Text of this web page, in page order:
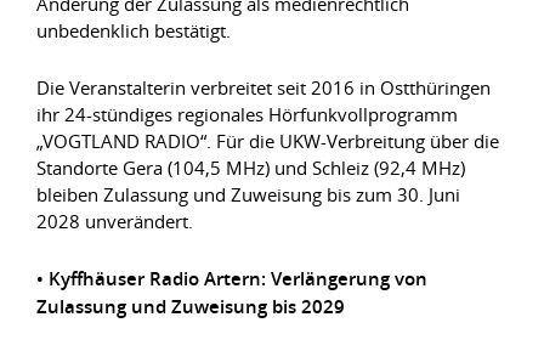
unbedenklich bestätigt.
Die Veranstalterin verbreitet seit 2016 in Ostthüringen
ihr 24-stündiges regionales Hörfunkvollprogramm
„VOGTLAND RADIO“. Für die UKW-Verbreitung über die
Standorte Gera (104,5 MHz) und Schleiz (92,4 MHz)
bleiben Zulassung und Zuweisung bis zum 30. Juni
2028 unverändert.
• Kyffhäuser Radio Artern: Verlängerung von
Zulassung und Zuweisung bis 2029